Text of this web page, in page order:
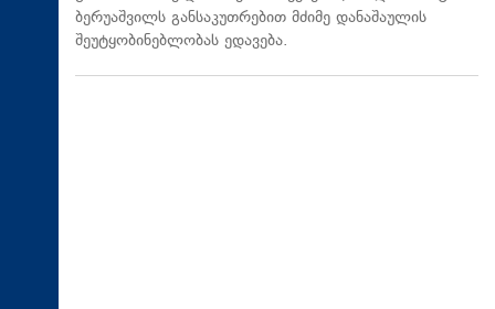
ბერუაშვილს განსაკუთრებით მძიმე დანაშაულის
შეუტყობინებლობას ედავება.